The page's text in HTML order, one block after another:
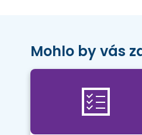
Mohlo by vás